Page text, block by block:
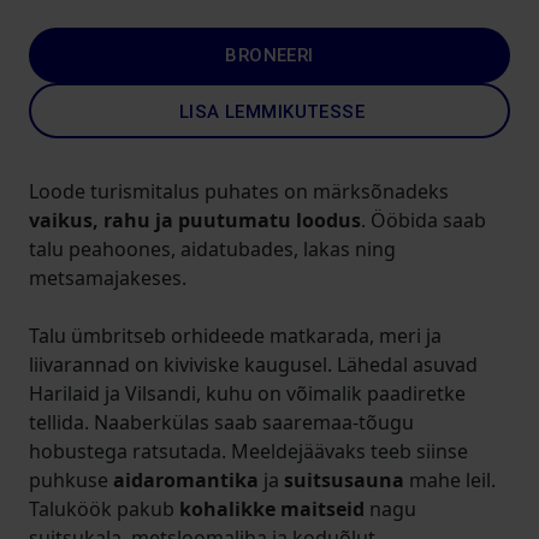
BRONEERI
LISA LEMMIKUTESSE
Loode turismitalus puhates on märksõnadeks
vaikus, rahu ja puutumatu loodus. Ööbida saab
talu peahoones, aidatubades, lakas ning
metsamajakeses.
Talu ümbritseb orhideede matkarada, meri ja
liivarannad on kiviviske kaugusel. Lähedal asuvad
Harilaid ja Vilsandi, kuhu on võimalik paadiretke
tellida. Naaberkülas saab saaremaa-tõugu
hobustega ratsutada. Meeldejäävaks teeb siinse
puhkuse aidaromantika ja suitsusauna mahe leil.
Taluköök pakub kohalikke maitseid nagu